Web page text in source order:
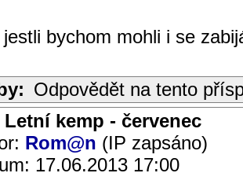
jestli bychom mohli i se
Odpovědět na tento
Letní kemp - červenec
Rom@n (IP zapsáno)
17.06.2013 17:00